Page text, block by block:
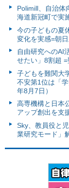
Polimill、自治体
海道新冠町で実
今の子どもの夏
変化を実感=朝
自由研究へのAI
せたい」8割超 =
子どもを難関大
不安第1位は「
年8月7日）
高専機構と日本
アップ創出を支
Sky、教員役と
業研究モード」